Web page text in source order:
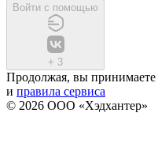
Войти с помощью
+ 3
Продолжая, вы принимаете
и правила сервиса
© 2026 ООО «Хэдхантер»